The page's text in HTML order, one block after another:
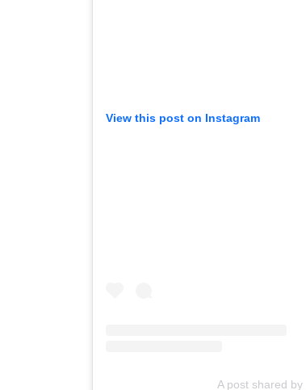
View this post on Instagram
A post shared